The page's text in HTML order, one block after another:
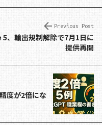
re
a
d
s
d
di
t
p
y
Li
n
Previous Post
、輸出規制解除で7月1日に
提供再開
度が2倍にな